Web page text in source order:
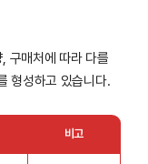
구매처에 따라 다를
형성하고 있습니다.
비고